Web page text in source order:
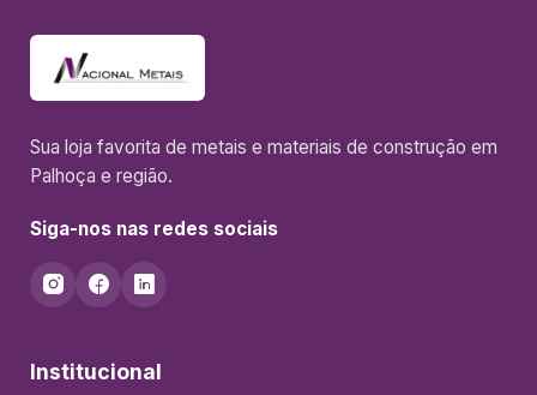
Sua loja favorita de metais e materiais de construção em
Palhoça e região.
Siga-nos nas redes sociais
Institucional